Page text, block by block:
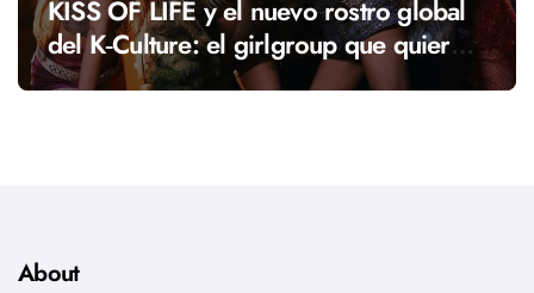
KISS OF LIFE y el nuevo rostro global
del K‑Culture: el girlgroup que quiere
llevar una nueva energía al K‑pop
About